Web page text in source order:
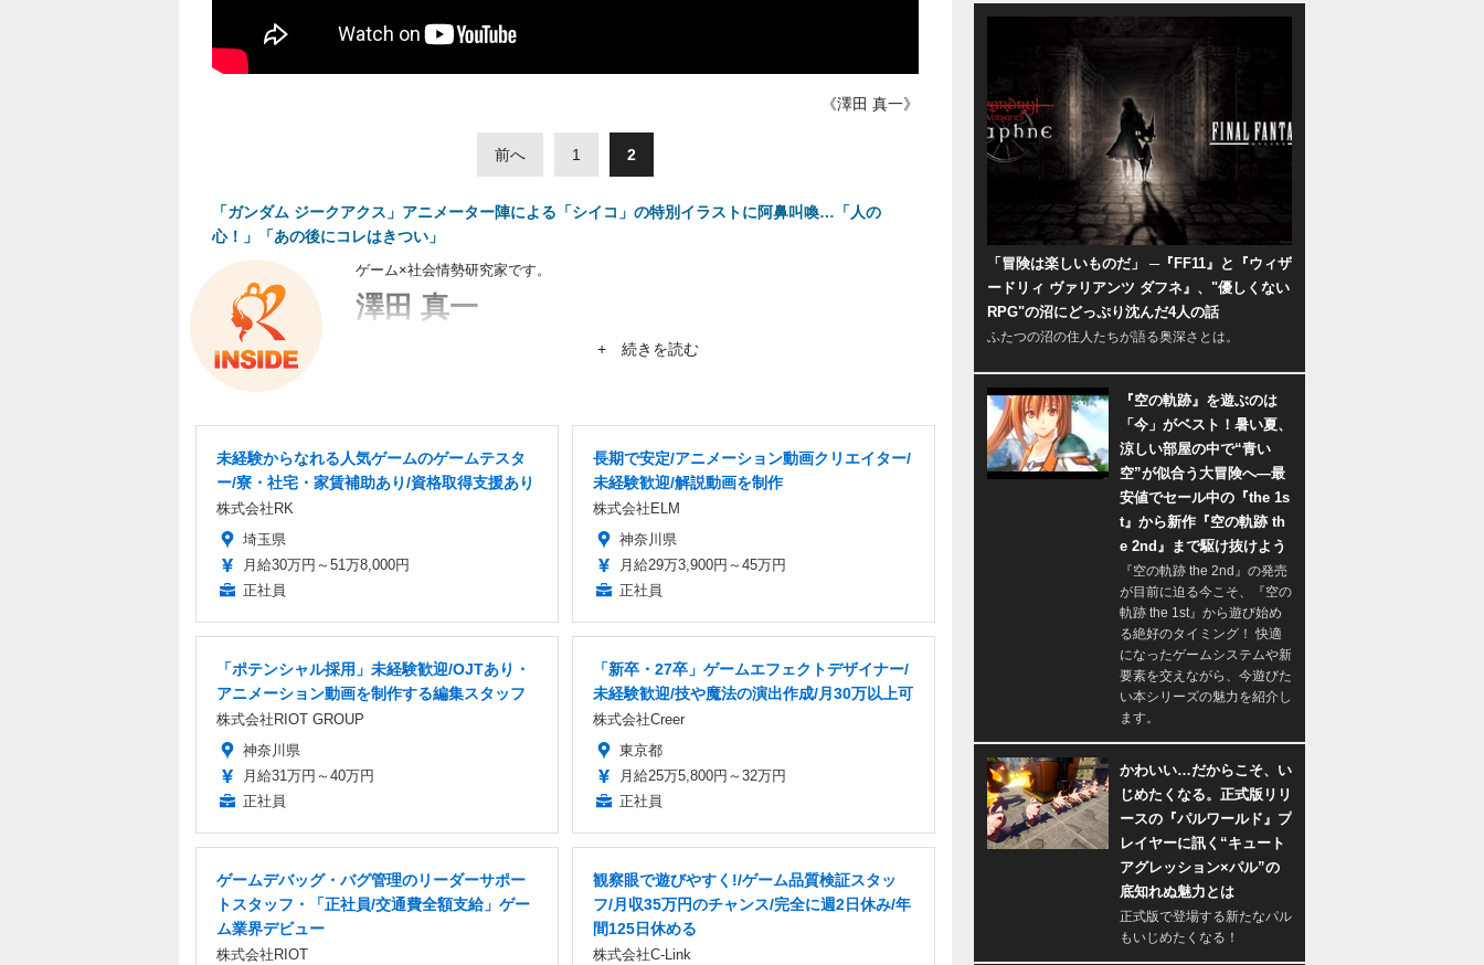
《澤田 真一》
前へ 1 2
「ガンダム ジークアクス」アニメーター陣による「シイコ」の特別イラストに阿鼻叫喚…「人の
心！」「あの後にコレはきつい」
ゲーム×社会情勢研究家です。
澤田 真一
「ゲームから見る現代」をテーマに記事を執筆します。
+ 続きを読む
未経験からなれる人気ゲームのゲームテスタ
ー/寮・社宅・家賃補助あり/資格取得支援あり
株式会社RK
埼玉県
月給30万円～51万8,000円
正社員
長期で安定/アニメーション動画クリエイター/
未経験歓迎/解説動画を制作
株式会社ELM
神奈川県
月給29万3,900円～45万円
正社員
「ポテンシャル採用」未経験歓迎/OJTあり・
アニメーション動画を制作する編集スタッフ
株式会社RIOT GROUP
神奈川県
月給31万円～40万円
正社員
「新卒・27卒」ゲームエフェクトデザイナー/
未経験歓迎/技や魔法の演出作成/月30万以上可
株式会社Creer
東京都
月給25万5,800円～32万円
正社員
ゲームデバッグ・バグ管理のリーダーサポー
トスタッフ・「正社員/交通費全額支給」ゲー
ム業界デビュー
株式会社RIOT
観察眼で遊びやすく!/ゲーム品質検証スタッ
フ/月収35万円のチャンス/完全に週2日休み/年
間125日休める
株式会社C-Link
「冒険は楽しいものだ」 ─『FF11』と『ウィザ
ードリィ ヴァリアンツ ダフネ』、"優しくない
RPG"の沼にどっぷり沈んだ4人の話
ふたつの沼の住人たちが語る奥深さとは。
『空の軌跡』を遊ぶのは
「今」がベスト！暑い夏、
涼しい部屋の中で“青い
空”が似合う大冒険へ―最
安値でセール中の『the 1s
t』から新作『空の軌跡 th
e 2nd』まで駆け抜けよう
『空の軌跡 the 2nd』の発売
が目前に迫る今こそ、『空の
軌跡 the 1st』から遊び始め
る絶好のタイミング！ 快適
になったゲームシステムや新
要素を交えながら、今遊びた
い本シリーズの魅力を紹介し
ます。
かわいい…だからこそ、い
じめたくなる。正式版リリ
ースの『パルワールド』プ
レイヤーに訊く“キュート
アグレッション×パル”の
底知れぬ魅力とは
正式版で登場する新たなパル
もいじめたくなる！